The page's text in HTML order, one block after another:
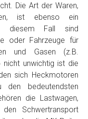
Die Art der Waren,
ist ebenso ein
diesem Fall sind
oder Fahrzeuge für
und Gasen (z.B.
nicht unwichtig ist die
sich Heckmotoren
den bedeutendsten
die Lastwagen,
Schwertransport